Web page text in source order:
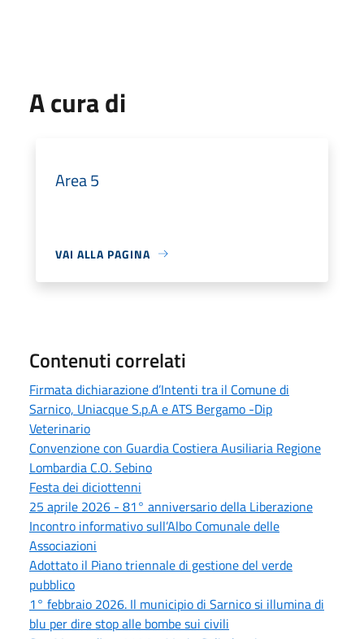
A cura di
Area 5
VAI ALLA PAGINA
Contenuti correlati
Firmata dichiarazione d’Intenti tra il Comune di
Sarnico, Uniacque S.p.A e ATS Bergamo -Dip
Veterinario
Convenzione con Guardia Costiera Ausiliaria Regione
Lombardia C.O. Sebino
Festa dei diciottenni
25 aprile 2026 - 81° anniversario della Liberazione
Incontro informativo sull’Albo Comunale delle
Associazioni
Adottato il Piano triennale di gestione del verde
pubblico
1° febbraio 2026. Il municipio di Sarnico si illumina di
blu per dire stop alle bombe sui civili